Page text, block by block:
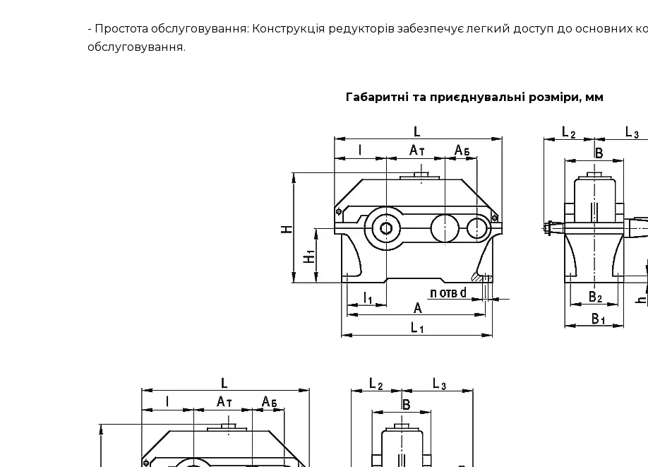
- Простота обслуговування: Конструкція редукторів забезпечує легкий доступ до основних
обслуговування.
Габаритні та приєднувальні розміри, мм